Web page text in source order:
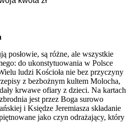
posłowie, są różne, ale wszystkie
do ukonstytuowania w Polsce
ludzi Kościoła nie bez przyczyny
z bezbożnym kultem Molocha,
krwawe ofiary z dzieci. Na kartach
jest przez Boga surowo
i Księdze Jeremiasza składanie
jako czyn odrażający, który